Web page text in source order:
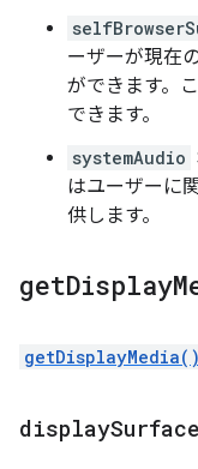
ーザーが現在
ができます。
できます。
systemAudio
はユーザーに
供します。
getDisplay
getDisplayMedia()
displaySurface